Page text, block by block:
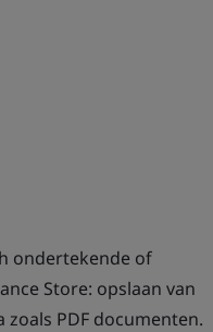
ondertekende of
Store: opslaan van
PDF documenten.